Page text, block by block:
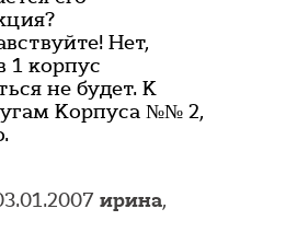
Нет,
1 корпус
не будет. К
Корпуса №№ 2,
ирина,